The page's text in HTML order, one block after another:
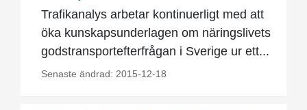
Trafikanalys arbetar kontinuerligt med att
öka kunskapsunderlagen om näringslivets
godstransportefterfrågan i Sverige ur ett...
Senaste ändrad: 2015-12-18